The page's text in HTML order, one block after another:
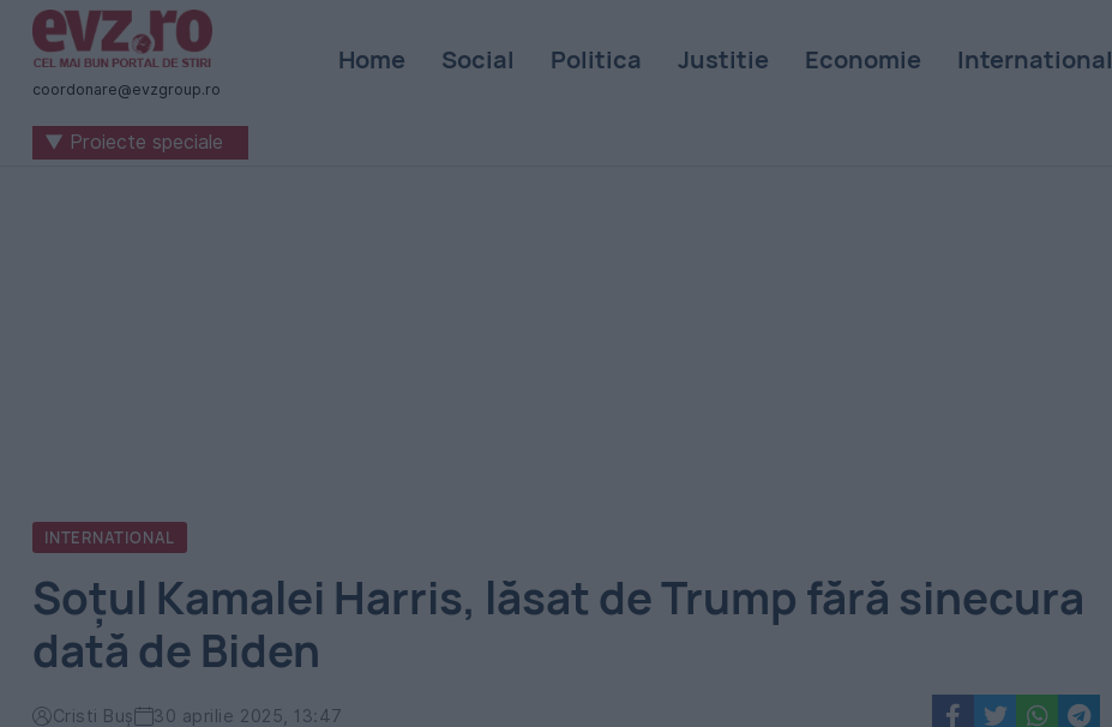
Știri
naționale
internaționale
coordonare@evzgroup.ro
Home Social Politica Justitie Economie International
▼ Proiecte speciale
INTERNATIONAL
Soțul Kamalei Harris, lăsat de Trump fără sinecura
dată de Biden
Cristi Buș 30 aprilie 2025, 13:47